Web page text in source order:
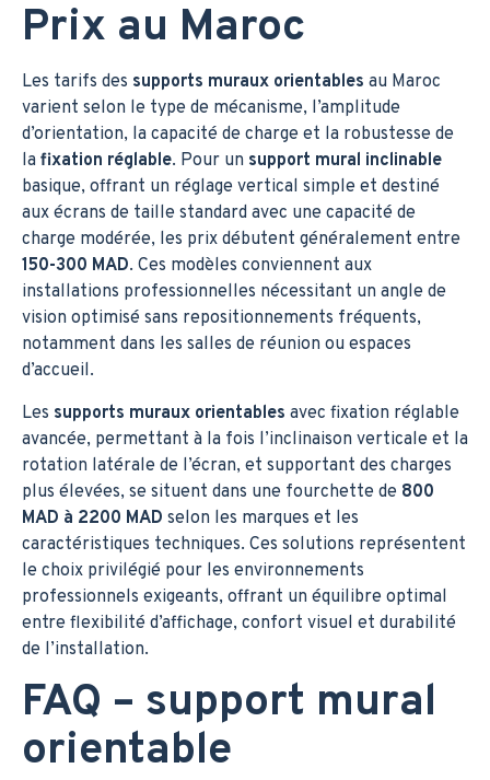
Prix au Maroc
Les tarifs des supports muraux orientables au Maroc
varient selon le type de mécanisme, l’amplitude
d’orientation, la capacité de charge et la robustesse de
la fixation réglable. Pour un support mural inclinable
basique, offrant un réglage vertical simple et destiné
aux écrans de taille standard avec une capacité de
charge modérée, les prix débutent généralement entre
150-300 MAD. Ces modèles conviennent aux
installations professionnelles nécessitant un angle de
vision optimisé sans repositionnements fréquents,
notamment dans les salles de réunion ou espaces
d’accueil.
Les supports muraux orientables avec fixation réglable
avancée, permettant à la fois l’inclinaison verticale et la
rotation latérale de l’écran, et supportant des charges
plus élevées, se situent dans une fourchette de 800
MAD à 2200 MAD selon les marques et les
caractéristiques techniques. Ces solutions représentent
le choix privilégié pour les environnements
professionnels exigeants, offrant un équilibre optimal
entre flexibilité d’affichage, confort visuel et durabilité
de l’installation.
FAQ – support mural
orientable